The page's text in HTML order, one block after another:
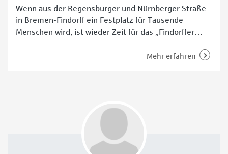
Wenn aus der Regensburger und Nürnberger Straße
in Bremen-Findorff ein Festplatz für Tausende
Menschen wird, ist wieder Zeit für das „Findorffer
Menge Herzblut im Programm. Am Sonntag, 29. Juni
Mehr erfahren